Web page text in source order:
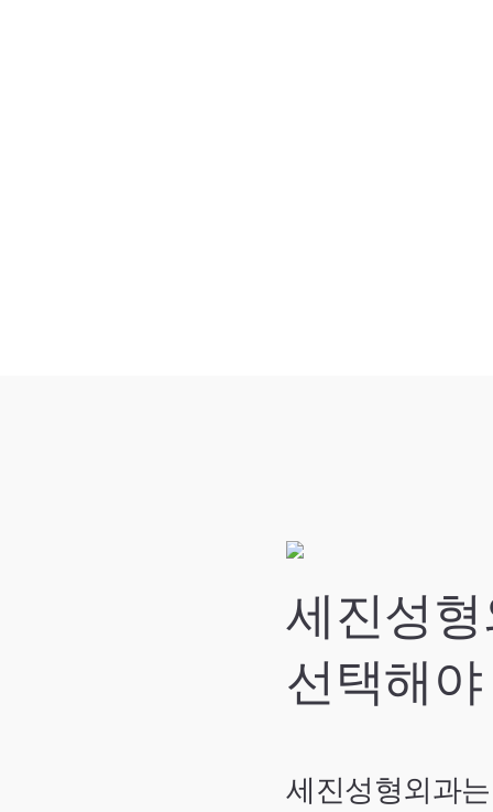
세진성
선택해
세진성형외과는